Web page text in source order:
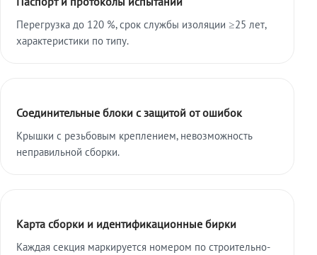
Перегрузка до 120 %, срок службы изоляции ≥25 лет,
характеристики по типу.
Соединительные блоки с защитой от ошибок
Крышки с резьбовым креплением, невозможность
неправильной сборки.
Карта сборки и идентификационные бирки
Каждая секция маркируется номером по строительно-